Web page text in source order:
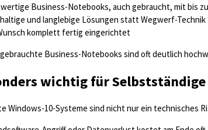
Business-Notebooks, auch gebraucht, mit bis
und langlebige Lösungen statt Wegwerf-Technik
komplett fertig eingerichtet
Business-Notebooks sind oft deutlich
wichtig für
Windows-10-Systeme sind nicht nur ein technisches